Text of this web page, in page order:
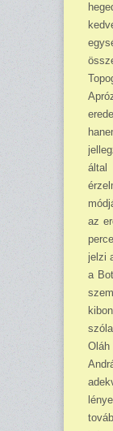
által
az
jelzi
a